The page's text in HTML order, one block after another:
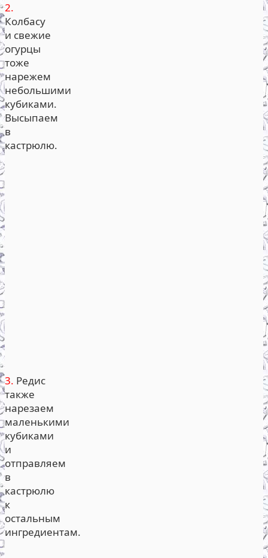
2.
Колбасу
и свежие
огурцы
тоже
нарежем
небольшими
кубиками.
Высыпаем
в
кастрюлю.
3. Редис
также
нарезаем
маленькими
кубиками
и
отправляем
в
кастрюлю
к
остальным
ингредиентам.